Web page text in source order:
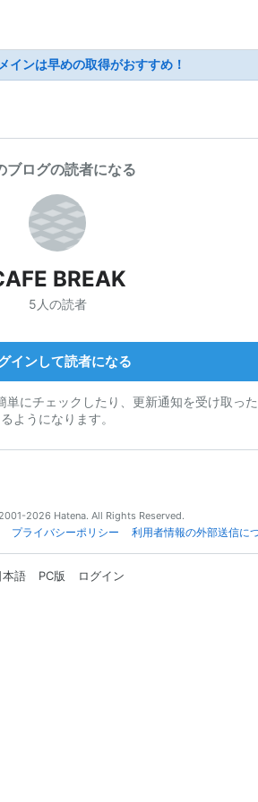
インは早めの取得がおすすめ！
ブログの読者になる
BREAK
5人の読者
インして読者になる
にチェックしたり、更新通知を受け取っ
るようになります。
2026 Hatena. All Rights Reserved.
プライバシーポリシー 利用者情報の外部送信に
本語 PC版 ログイン